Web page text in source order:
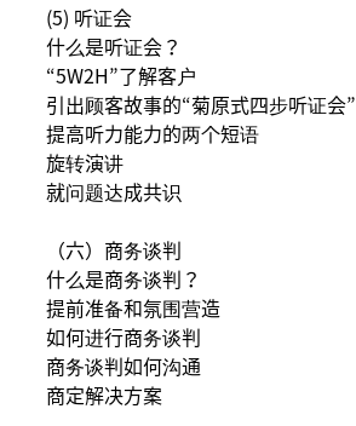
(5) 听证会
什么是听证会？
“5W2H”了解客户
引出顾客故事的“菊原式四步听证会”
提高听力能力的两个短语
旋转演讲
就问题达成共识
（六）商务谈判
什么是商务谈判？
提前准备和氛围营造
如何进行商务谈判
商务谈判如何沟通
商定解决方案